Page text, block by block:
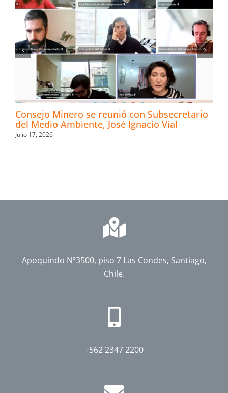
Consejo Minero se reunió con Subsecretario
del Medio Ambiente, José Ignacio Vial
Julio 17, 2026
Apoquindo Nº3500, piso 7 Las Condes, Santiago,
Chile.
+562 2347 2200